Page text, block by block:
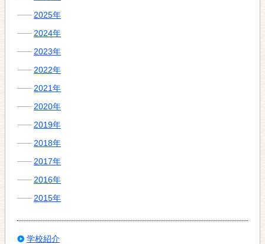
2025年
2024年
2023年
2022年
2021年
2020年
2019年
2018年
2017年
2016年
2015年
学校紹介